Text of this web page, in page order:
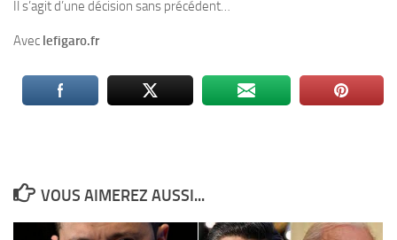
Il s’agit d’une décision sans précédent…
Avec lefigaro.fr
VOUS AIMEREZ AUSSI...